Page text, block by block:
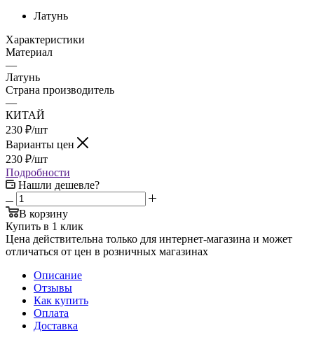
Латунь
Характеристики
Материал
—
Латунь
Страна производитель
—
КИТАЙ
230 ₽/шт
Варианты цен
230 ₽/шт
Подробности
Нашли дешевле?
В корзину
Купить в 1 клик
Цена действительна только для интернет-магазина и может
отличаться от цен в розничных магазинах
Описание
Отзывы
Как купить
Оплата
Доставка